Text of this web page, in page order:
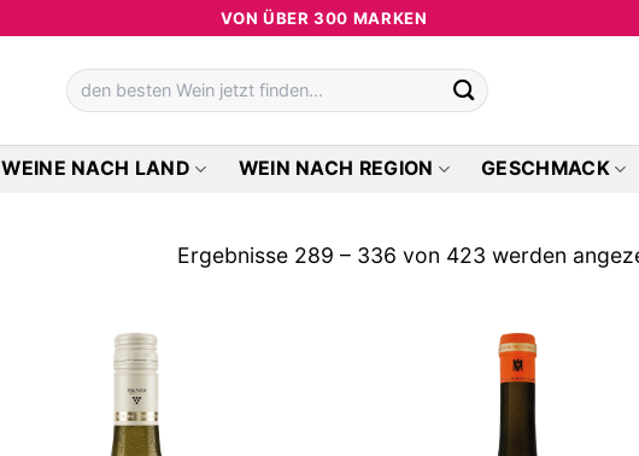
VON ÜBER 300 MARKEN
Suchen
nach:
WEINE NACH LAND WEIN NACH REGION GESCHMACK
Ergebnisse 289 – 336 von 423 werden